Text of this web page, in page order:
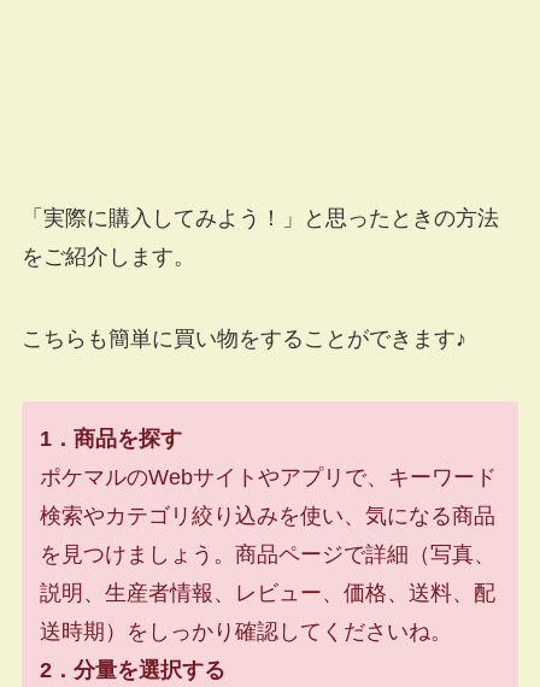
「実際に購入してみよう！」と思ったときの方法
をご紹介します。
こちらも簡単に買い物をすることができます♪
1．商品を探す
ポケマルのWebサイトやアプリで、キーワード
検索やカテゴリ絞り込みを使い、気になる商品
を見つけましょう。商品ページで詳細（写真、
説明、生産者情報、レビュー、価格、送料、配
送時期）をしっかり確認してくださいね。
2．分量を選択する